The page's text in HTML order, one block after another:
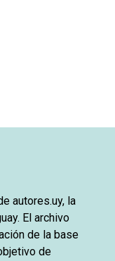
autores.uy, la
El archivo
de la base
de